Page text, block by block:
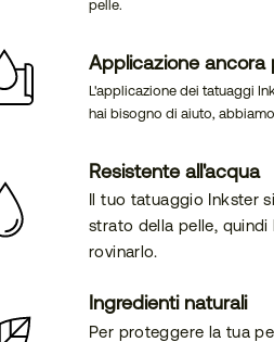
pelle.
Applicazione ancora
L'applicazione dei tatuaggi
hai bisogno di aiuto,
Resistente all'acqua
Il tuo tatuaggio Inkster
strato della pelle, quindi
rovinarlo.
Ingredienti naturali
Per proteggere la tua